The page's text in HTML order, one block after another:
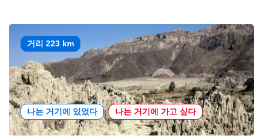
거리 223 km
나는 거기에 있었다 나는 거기에 가고 싶다